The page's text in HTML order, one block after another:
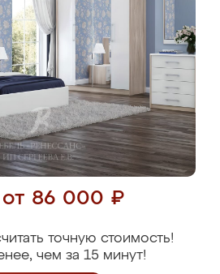
86 000 ₽
точную стоимость!
чем за 15 минут!